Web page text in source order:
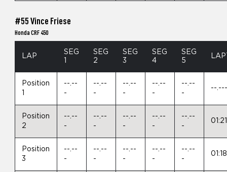
#55 Vince Friese
Honda CRF 450
LAP
SEG
1
SEG
2
SEG
3
SEG
4
SEG
5
Position
1
--.--
-
--.--
-
--.--
-
--.--
-
--.--
-
--
Position
2
--.--
-
--.--
-
--.--
-
--.--
-
--.--
-
Position
3
--.--
-
--.--
-
--.--
-
--.--
-
--.--
-